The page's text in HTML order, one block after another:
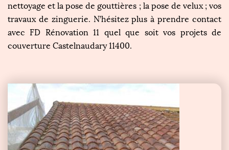
nettoyage et la pose de gouttières ; la pose de velux ; vos
travaux de zinguerie. N’hésitez plus à prendre contact
avec FD Rénovation 11 quel que soit vos projets de
couverture Castelnaudary 11400.